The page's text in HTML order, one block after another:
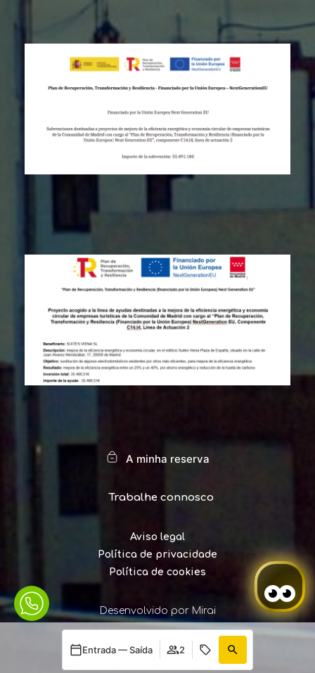
A minha reserva
Trabalhe connosco
Aviso legal
Política de privacidade
Política de cookies
Desenvolvido por Mirai
Entrada — Saída 2